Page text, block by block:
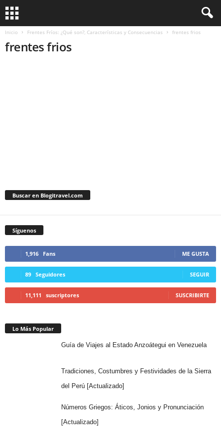
Inicio Frentes Fríos: ¿Qué son?, Características y Consecuencias frentes frios
frentes frios
Buscar en Blogitravel.com
Síguenos
1,916 Fans ME GUSTA
89 Seguidores SEGUIR
11,111 suscriptores SUSCRIBIRTE
Lo Más Popular
Guía de Viajes al Estado Anzoátegui en Venezuela
Tradiciones, Costumbres y Festividades de la Sierra
del Perú [Actualizado]
Números Griegos: Áticos, Jonios y Pronunciación
[Actualizado]